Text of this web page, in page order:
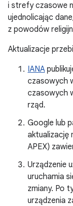
i strefy czasowe
ujednolicając
z powodów
Aktualizacje
IANA
czasowych
czasowych
rząd.
Google lub
aktualizację
APEX)
Urządzenie
uruchamia
zmiany. Po
urządzenia